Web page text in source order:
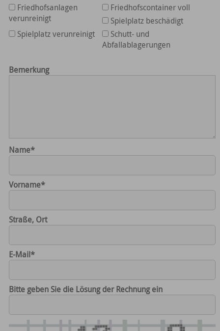
Friedhofsanlagen
verunreinigt
Friedhofscontainer voll
Spielplatz beschädigt
Spielplatz verunreinigt
Schutt- und
Abfallablagerungen
Bemerkung
Name*
Vorname*
Straße, Ort
E-Mail*
Bitte geben Sie die Lösung der Rechnung ein